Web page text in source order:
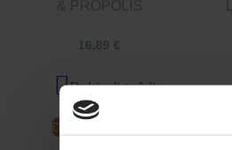
& PROPOLIS
16,89 €
Dodaj u listu želja
Dodaj u košaricu